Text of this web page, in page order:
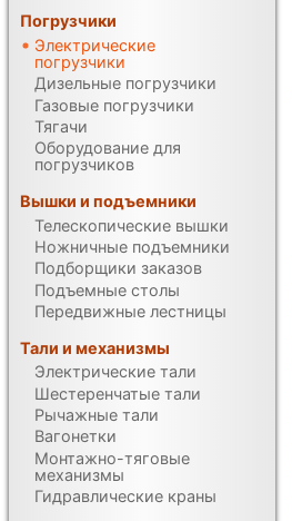
Погрузчики
Электрические
погрузчики
Дизельные погрузчики
Газовые погрузчики
Тягачи
Оборудование для
погрузчиков
Вышки и подъемники
Телескопические вышки
Ножничные подъемники
Подборщики заказов
Подъемные столы
Передвижные лестницы
Тали и механизмы
Электрические тали
Шестеренчатые тали
Рычажные тали
Вагонетки
Монтажно-тяговые
механизмы
Гидравлические краны